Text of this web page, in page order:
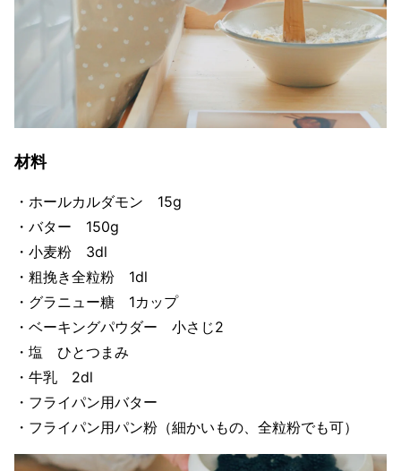
材料
・ホールカルダモン 15g
・バター 150g
・小麦粉 3dl
・粗挽き全粒粉 1dl
・グラニュー糖 1カップ
・ベーキングパウダー 小さじ2
・塩 ひとつまみ
・牛乳 2dl
・フライパン用バター
・フライパン用パン粉（細かいもの、全粒粉でも可）